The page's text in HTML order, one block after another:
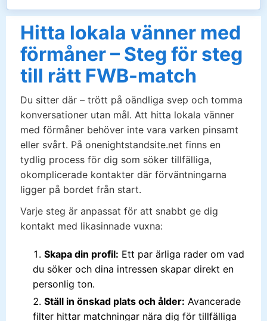
Hitta lokala vänner med
förmåner – Steg för steg
till rätt FWB-match
Du sitter där – trött på oändliga svep och tomma
konversationer utan mål. Att hitta lokala vänner
med förmåner behöver inte vara varken pinsamt
eller svårt. På onenightstandsite.net finns en
tydlig process för dig som söker tillfälliga,
okomplicerade kontakter där förväntningarna
ligger på bordet från start.
Varje steg är anpassat för att snabbt ge dig
kontakt med likasinnade vuxna:
Skapa din profil: Ett par ärliga rader om vad
du söker och dina intressen skapar direkt en
personlig ton.
Ställ in önskad plats och ålder: Avancerade
filter hittar matchningar nära dig för tillfälliga